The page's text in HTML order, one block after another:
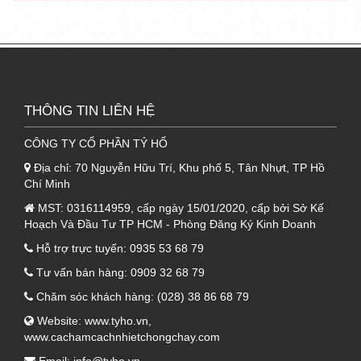
2. Ưu điểm của mút tiêu âm kim tự
Nhờ cấu tạo đặc biệt từ chất liệu PE Foam xốp
mềm mại cùng tạo hình kim tự tháp trên bề
mặt đã giúp mút kim tự tháp trở thành sản
phẩm nổi bật với nhiều ưu điểm vượt trội như:
2.1. Tính tiêu âm hoàn hảo
Mút tiêu âm kim tự tháp
thường được ứng
dụng nhằm mục đích tiêu âm cho các công
trình, đặc biệt là dùng để tiêu âm cao tần,
trung tần, hút âm thấp tần dưới 500Hz.
- Đặc biệt, với bề mặt thiết kế kim tự tháp đặc
biệt, sản phẩm còn hỗ trợ tăng cường khả
THÔNG TIN LIÊN HỆ
CÔNG TY CỔ PHẦN TỶ HỔ
Địa chỉ: 70 Nguyễn Hữu Trí, Khu phố 5, Tân Nhựt, TP Hồ
Chí Minh
MST: 0316114959, cấp ngày 15/01/2020, cấp bởi Sở Kế
Hoạch Và Đầu Tư TP HCM - Phòng Đăng Ký Kinh Doanh
Hỗ trợ trực tuyến: 0935 53 68 79
Tư vấn bán hàng: 0909 32 68 79
Chăm sóc khách hàng: (028) 38 86 68 79
Website: www.tyho.vn,
www.cachamcachnhietchongchay.com